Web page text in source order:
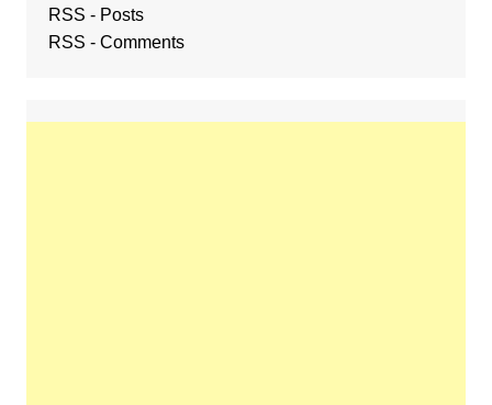
RSS - Posts
RSS - Comments